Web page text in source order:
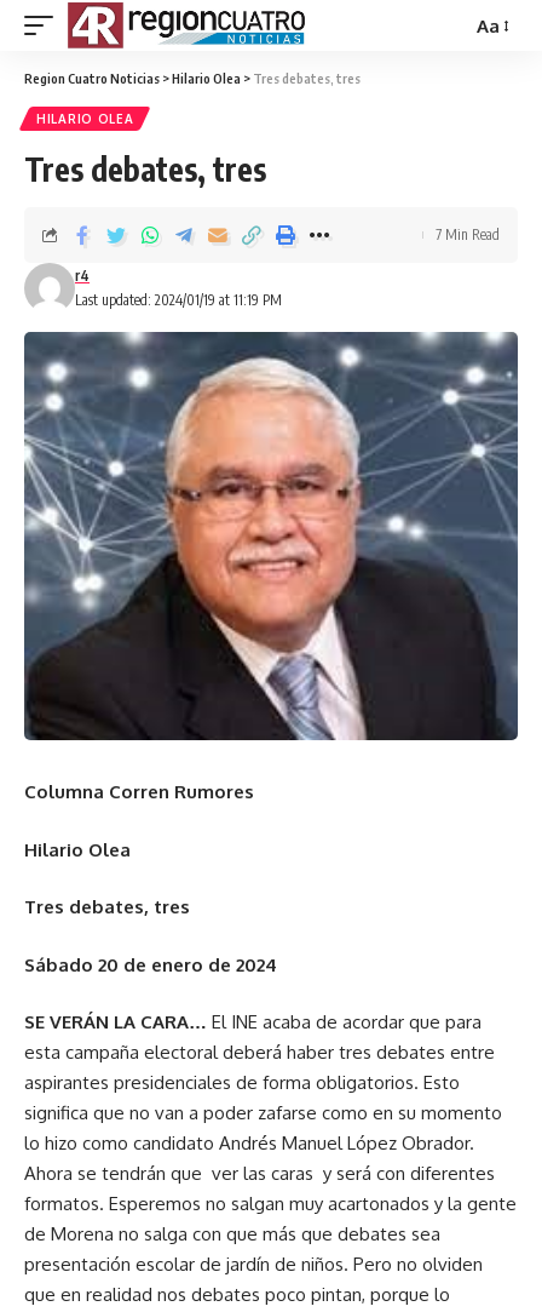
Aa
Region Cuatro Noticias >Hilario Olea > Tres debates, tres
HILARIO OLEA
Tres debates, tres
Last updated: 2024/01/19 at 11:19 PM
r4
7 Min Read
Columna Corren Rumores
Hilario Olea
Tres debates, tres
Sábado 20 de enero de 2024
SE VERÁN LA CARA… El INE acaba de acordar que para
esta campaña electoral deberá haber tres debates entre
aspirantes presidenciales de forma obligatorios. Esto
significa que no van a poder zafarse como en su momento
lo hizo como candidato Andrés Manuel López Obrador.
Ahora se tendrán que ver las caras y será con diferentes
formatos. Esperemos no salgan muy acartonados y la gente
de Morena no salga con que más que debates sea
presentación escolar de jardín de niños. Pero no olviden
que en realidad nos debates poco pintan, porque lo